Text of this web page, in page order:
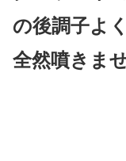
の後調子よ
全然噴きま